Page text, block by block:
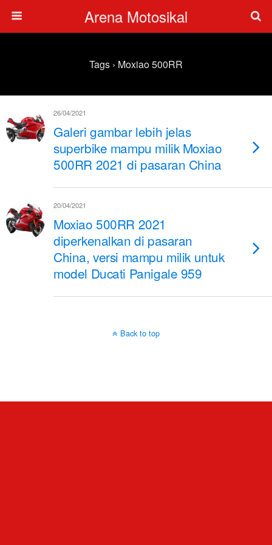
Arena Motosikal
Tags › Moxiao 500RR
26/04/2021
Galeri gambar lebih jelas
superbike mampu milik Moxiao
500RR 2021 di pasaran China
20/04/2021
Moxiao 500RR 2021
diperkenalkan di pasaran
China, versi mampu milik untuk
model Ducati Panigale 959
Back to top